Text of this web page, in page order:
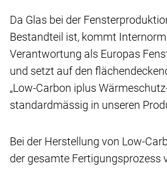
Da Glas bei der
Bestandteil ist, kommt
Verantwortung als Europas
und setzt auf den
„Low-Carbon iplus
standardmässig in unseren
Bei der Herstellung von Low-
der gesamte Fertigungsprozess